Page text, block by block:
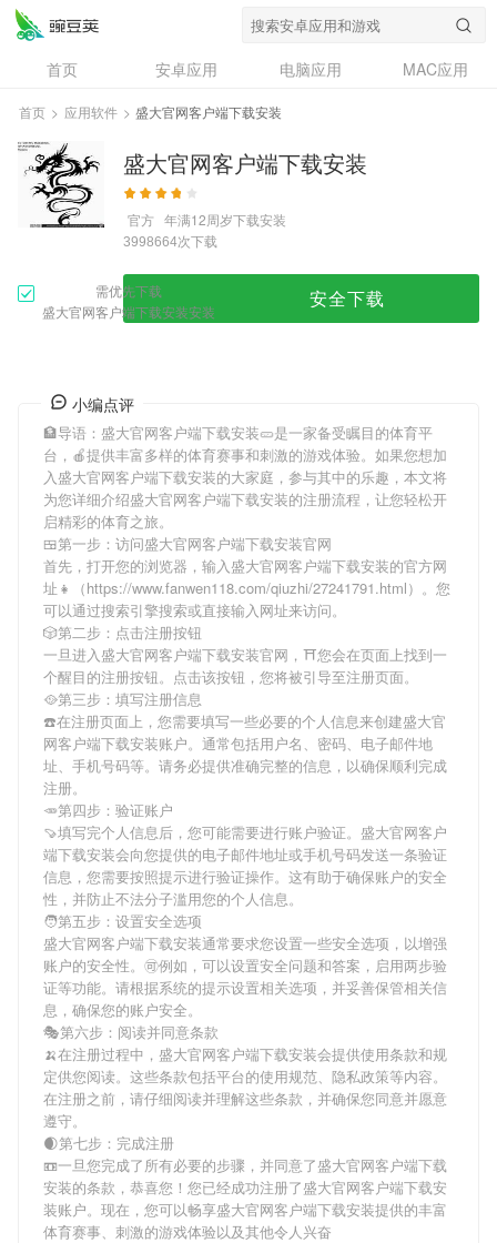
首页 安卓应用 电脑应用
MAC应用
资讯
专题
问答
首页 > 应用软件 > 盛大官网客户端下载安装
盛大官网客户端下载安装
官方 年满12周岁下载安装
3998664次下载
需优先下载
盛大官网客户端下载安装安装
安全下载
小编点评
🏦导语： 盛大官网客户端下载安装🥒是一家备受瞩目的体育平
台，🍎提供丰富多样的体育赛事和刺激的游戏体验。如果您想加
入盛大官网客户端下载安装的大家庭，参与其中的乐趣，本文将
为您详细介绍盛大官网客户端下载安装的注册流程，让您轻松开
启精彩的体育之旅。
🍱第一步：访问盛大官网客户端下载安装官网
首先，打开您的浏览器，输入盛大官网客户端下载安装的官方网
址👧（https://www.fanwen118.com/qiuzhi/27241791.html）。您
可以通过搜索引擎搜索或直接输入网址来访问。
🎲第二步：点击注册按钮
一旦进入盛大官网客户端下载安装官网，⛩您会在页面上找到一
个醒目的注册按钮。点击该按钮，您将被引导至注册页面。
🥘第三步：填写注册信息
☎️在注册页面上，您需要填写一些必要的个人信息来创建盛大官
网客户端下载安装账户。通常包括用户名、密码、电子邮件地
址、手机号码等。请务必提供准确完整的信息，以确保顺利完成
注册。
🥕第四步：验证账户
🍠填写完个人信息后，您可能需要进行账户验证。 盛大官网客户
端下载安装会向您提供的电子邮件地址或手机号码发送一条验证
信息，您需要按照提示进行验证操作。这有助于确保账户的安全
性，并防止不法分子滥用您的个人信息。
🧑第五步：设置安全选项
盛大官网客户端下载安装通常要求您设置一些安全选项，以增强
账户的安全性。🉑例如，可以设置安全问题和答案，启用两步验
证等功能。请根据系统的提示设置相关选项，并妥善保管相关信
息，确保您的账户安全。
🎭第六步：阅读并同意条款
🍌在注册过程中， 盛大官网客户端下载安装会提供使用条款和规
定供您阅读。这些条款包括平台的使用规范、隐私政策等内容。
在注册之前，请仔细阅读并理解这些条款，并确保您同意并愿意
遵守。
🌒第七步：完成注册
📼一旦您完成了所有必要的步骤，并同意了盛大官网客户端下载
安装的条款，恭喜您！您已经成功注册了盛大官网客户端下载安
装账户。现在，您可以畅享盛大官网客户端下载安装提供的丰富
体育赛事、刺激的游戏体验以及其他令人兴奋